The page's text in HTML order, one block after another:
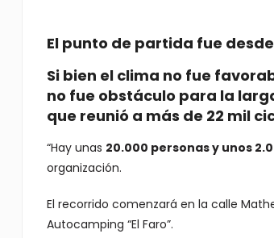
El punto de partida fue
Si bien el clima no fue
no fue obstáculo para la
que reunió a más de 22 mil
“Hay unas 20.000 personas y unos
organización.
El recorrido comenzará en la calle
Autocamping “El Faro”.